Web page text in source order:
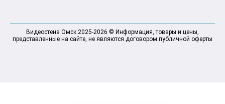
Видеостена Омск 2025-2026 © Информация, товары и цены,
представленные на сайте, не являются договором публичной оферты